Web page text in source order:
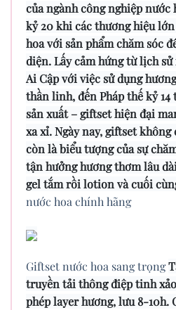
của ngành công nghiệp nước
kỷ 20 khi các thương hiệu
hoa với sản phẩm chăm sóc
diện. Lấy cảm hứng từ lịch
Ai Cập với việc sử dụng
thần linh, đến Pháp thế kỷ
sản xuất – giftset hiện đại
xa xỉ. Ngày nay, giftset không
còn là biểu tượng của sự
tận hưởng hương thơm lâu
gel tắm rồi lotion và cuối
nước hoa chính hãng
Giftset nước hoa sang trọng
truyền tải thông điệp tinh
phép layer hương, lưu 8-10h.